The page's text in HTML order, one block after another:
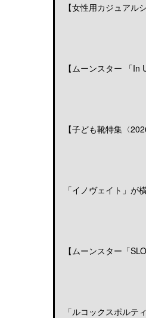
【女性用カジュア
【ムーンスター 「
【子ども靴特集〈
「イノヴェイト」が
【ムーンスター「
「ルコックスポルテ